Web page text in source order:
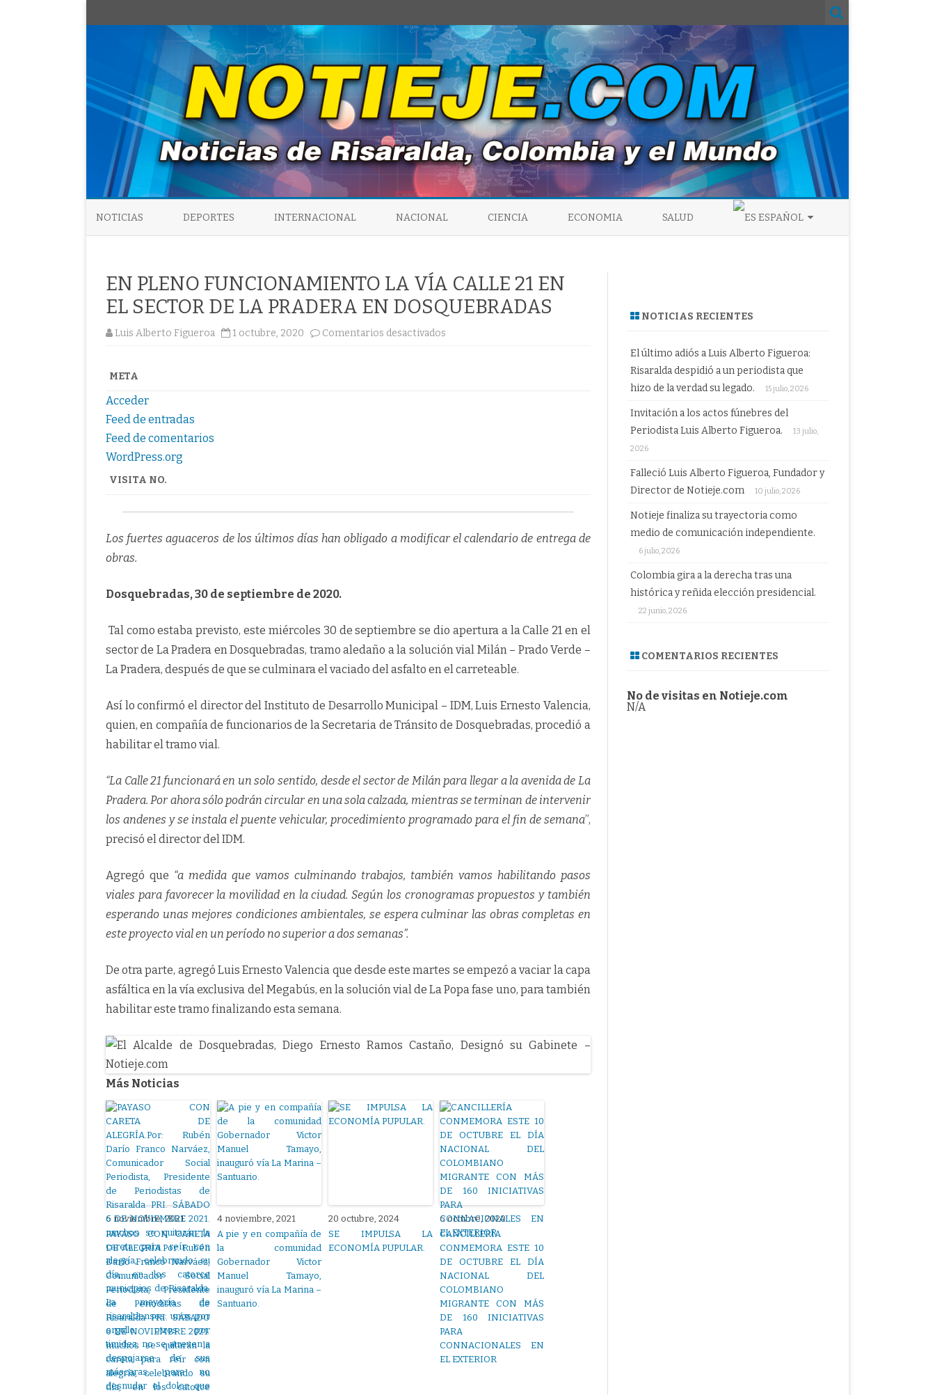
NOTICIAS DEPORTES INTERNACIONAL NACIONAL CIENCIA ECONOMIA SALUD ESPAÑOL
EN PLENO FUNCIONAMIENTO LA VÍA CALLE 21 EN
EL SECTOR DE LA PRADERA EN DOSQUEBRADAS
Luis Alberto Figueroa 1 octubre, 2020 Comentarios desactivados
META
Acceder
Feed de entradas
Feed de comentarios
WordPress.org
VISITA NO.
Los fuertes aguaceros de los últimos días han obligado a modificar el calendario de entrega de
obras.
Dosquebradas, 30 de septiembre de 2020.
Tal como estaba previsto, este miércoles 30 de septiembre se dio apertura a la Calle 21 en el
sector de La Pradera en Dosquebradas, tramo aledaño a la solución vial Milán – Prado Verde –
La Pradera, después de que se culminara el vaciado del asfalto en el carreteable.
Así lo confirmó el director del Instituto de Desarrollo Municipal – IDM, Luis Ernesto Valencia,
quien, en compañía de funcionarios de la Secretaria de Tránsito de Dosquebradas, procedió a
habilitar el tramo vial.
“La Calle 21 funcionará en un solo sentido, desde el sector de Milán para llegar a la avenida de La
Pradera. Por ahora sólo podrán circular en una sola calzada, mientras se terminan de intervenir
los andenes y se instala el puente vehicular, procedimiento programado para el fin de semana”,
precisó el director del IDM.
Agregó que “a medida que vamos culminando trabajos, también vamos habilitando pasos
viales para favorecer la movilidad en la ciudad. Según los cronogramas propuestos y también
esperando unas mejores condiciones ambientales, se espera culminar las obras completas en
este proyecto vial en un período no superior a dos semanas”.
De otra parte, agregó Luis Ernesto Valencia que desde este martes se empezó a vaciar la capa
asfáltica en la vía exclusiva del Megabús, en la solución vial de La Popa fase uno, para también
habilitar este tramo finalizando esta semana.
Más Noticias
6 noviembre, 2021
PAYASO CON CARETA
DE ALEGRÍA.Por: Rubén
Darío Franco Narváez,
Comunicador Social
Periodista, Presidente
de Periodistas de
Risaralda PRI. SÁBADO
6 DE NOVIEMBRE 2021.
muchos se quitarán la
careta para reír con
alegría, celebrando su
día, en los catorce
4 noviembre, 2021
A pie y en compañía de
la comunidad
Gobernador Victor
Manuel Tamayo,
inauguró vía La Marina –
Santuario.
20 octubre, 2024
SE IMPULSA LA
ECONOMÍA PUPULAR.
6 octubre, 2020
CANCILLERÍA
CONMEMORA ESTE 10
DE OCTUBRE EL DÍA
NACIONAL DEL
COLOMBIANO
MIGRANTE CON MÁS
DE 160 INICIATIVAS
PARA
CONNACIONALES EN
EL EXTERIOR
NOTICIAS RECIENTES
El último adiós a Luis Alberto Figueroa:
Risaralda despidió a un periodista que
hizo de la verdad su legado.
15 julio, 2026
Invitación a los actos fúnebres del
Periodista Luis Alberto Figueroa.
13 julio,
2026
Falleció Luis Alberto Figueroa, Fundador y
Director de Notieje.com
10 julio, 2026
Notieje finaliza su trayectoria como
medio de comunicación independiente.
6 julio, 2026
Colombia gira a la derecha tras una
histórica y reñida elección presidencial.
22 junio, 2026
COMENTARIOS RECIENTES
No de visitas en Notieje.com
N/A